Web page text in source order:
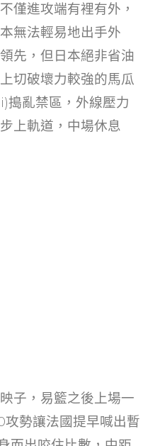
僅進攻端有裡有外，
無法輕易地出手外
先，但日本絕非省油
切破壞力較強的馬瓜
亂禁區，外線壓力
上軌道，中場休息
子，易籃之後上場一
勢讓法國提早喊出暫